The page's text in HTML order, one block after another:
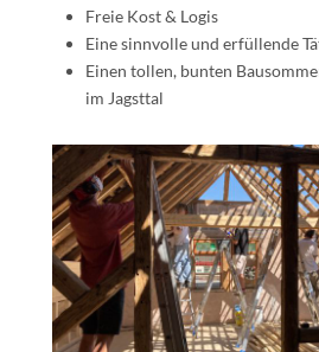
Freie Kost & Logis
Eine sinnvolle und erfüllende
Einen tollen, bunten
im Jagsttal